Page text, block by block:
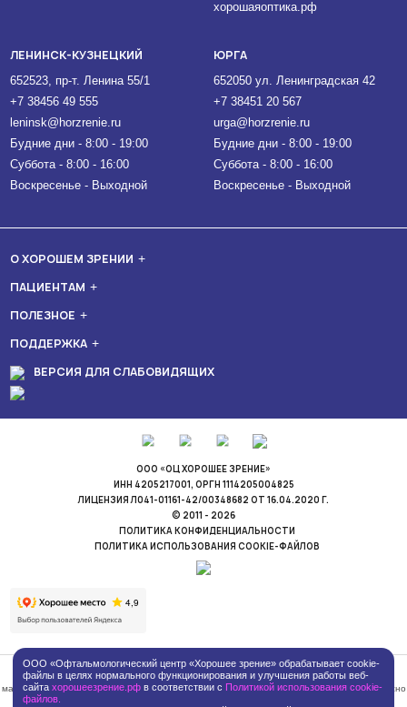
хорошаяоптика.рф
ЛЕНИНСК-КУЗНЕЦКИЙ
652523, пр-т. Ленина 55/1
+7 38456 49 555
leninsk@horzrenie.ru
Будние дни - 8:00 - 19:00
Суббота - 8:00 - 16:00
Воскресенье - Выходной
ЮРГА
652050 ул. Ленинградская 42
+7 38451 20 567
urga@horzrenie.ru
Будние дни - 8:00 - 19:00
Суббота - 8:00 - 16:00
Воскресенье - Выходной
О ХОРОШЕМ ЗРЕНИИ
ПАЦИЕНТАМ
ПОЛЕЗНОЕ
ПОДДЕРЖКА
ВЕРСИЯ ДЛЯ СЛАБОВИДЯЩИХ
ООО «ОЦ ХОРОШЕЕ ЗРЕНИЕ»
ИНН 4205217001, ОРГН 1114205004825
ЛИЦЕНЗИЯ Л041-01161-42/00348682 ОТ 16.04.2020 Г.
© 2011 - 2026
ПОЛИТИКА КОНФИДЕНЦИАЛЬНОСТИ
ПОЛИТИКА ИСПОЛЬЗОВАНИЯ COOKIE-ФАЙЛОВ
Информация на сайте не является публичной офертой, сайт не содержит рекламных
материалов, размещенные на сайте материалы носят информативный характер согласно
Постановлению Правительства РФ от 11.05.2023 №736 © Общество с ограниченной
ООО «Офтальмологический центр «Хорошее зрение» обрабатывает cookie-
файлы в целях нормального функционирования и улучшения работы веб-
сайтахорошеезрение.рф в соответствии с Политикой использования cookie-
файлов.